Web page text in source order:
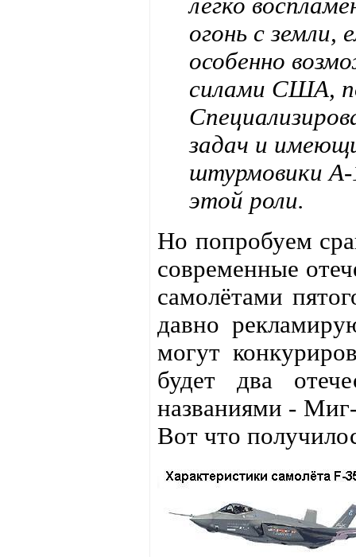
легко
огонь с земли,
особенно
силами США,
задач и
штурмовики A-
этой роли.
Но попробуем
современные
самолётами
давно
могут
будет два
названиями -
Вот что